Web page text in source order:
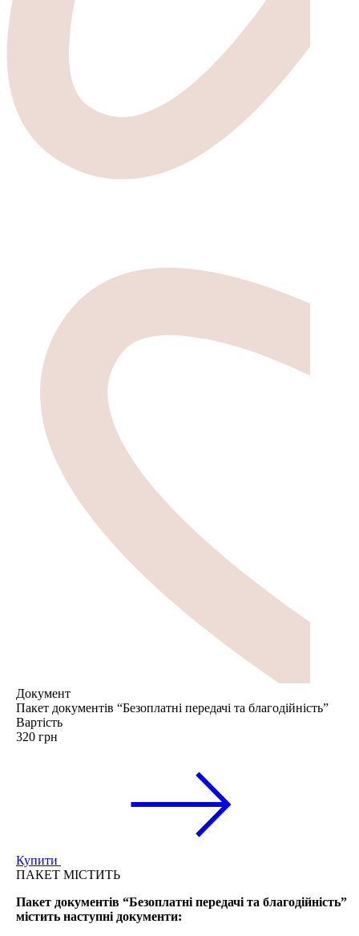
Документ
Пакет документів “Безоплатні передачі та благодійність”
Вартість
320 грн
Купити
ПАКЕТ МІСТИТЬ
Пакет документів “Безоплатні передачі та благодійність”
містить наступні документи: